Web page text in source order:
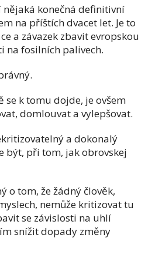
nějaká konečná definitivní
na příštích dvacet let. Je to
a závazek zbavit evropskou
na fosilních palivech.
se k tomu dojde, je ovšem
domlouvat a vylepšovat.
a dokonalý
být, při tom, jak obrovskej
o tom, že žádný člověk,
nemůže kritizovat tu
se závislosti na uhlí
snížit dopady změny